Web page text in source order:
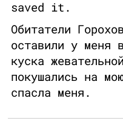
saved it.
Обитатели
оставили у меня
куска
покушались на
спасла меня.